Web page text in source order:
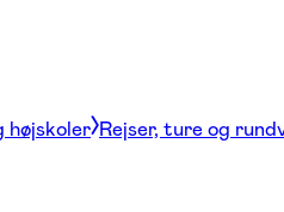
højskoler Rejser, ture og